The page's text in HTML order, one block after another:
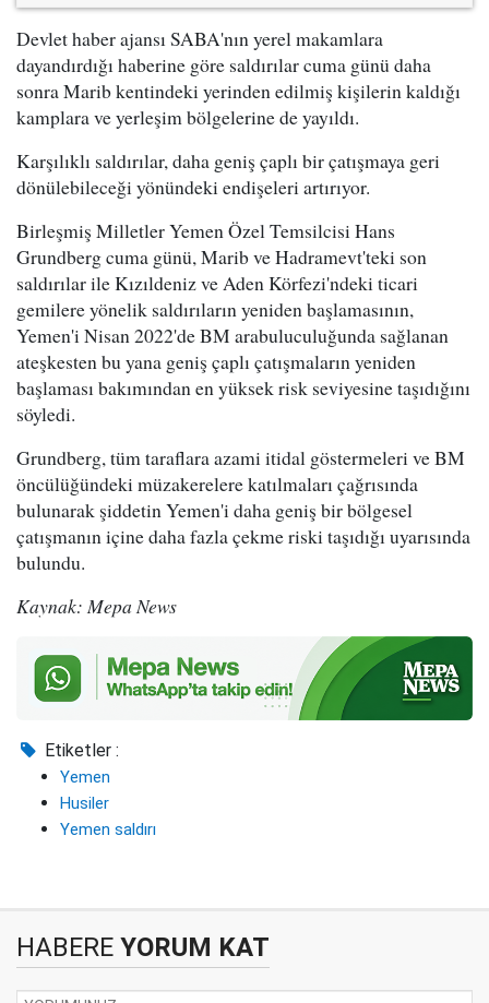
Devlet haber ajansı SABA'nın yerel makamlara
dayandırdığı haberine göre saldırılar cuma günü daha
sonra Marib kentindeki yerinden edilmiş kişilerin kaldığı
kamplara ve yerleşim bölgelerine de yayıldı.
Karşılıklı saldırılar, daha geniş çaplı bir çatışmaya geri
dönülebileceği yönündeki endişeleri artırıyor.
Birleşmiş Milletler Yemen Özel Temsilcisi Hans
Grundberg cuma günü, Marib ve Hadramevt'teki son
saldırılar ile Kızıldeniz ve Aden Körfezi'ndeki ticari
gemilere yönelik saldırıların yeniden başlamasının,
Yemen'i Nisan 2022'de BM arabuluculuğunda sağlanan
ateşkesten bu yana geniş çaplı çatışmaların yeniden
başlaması bakımından en yüksek risk seviyesine taşıdığını
söyledi.
Grundberg, tüm taraflara azami itidal göstermeleri ve BM
öncülüğündeki müzakerelere katılmaları çağrısında
bulunarak şiddetin Yemen'i daha geniş bir bölgesel
çatışmanın içine daha fazla çekme riski taşıdığı uyarısında
bulundu.
Kaynak: Mepa News
Etiketler :
Yemen
Husiler
Yemen saldırı
HABERE YORUM KAT